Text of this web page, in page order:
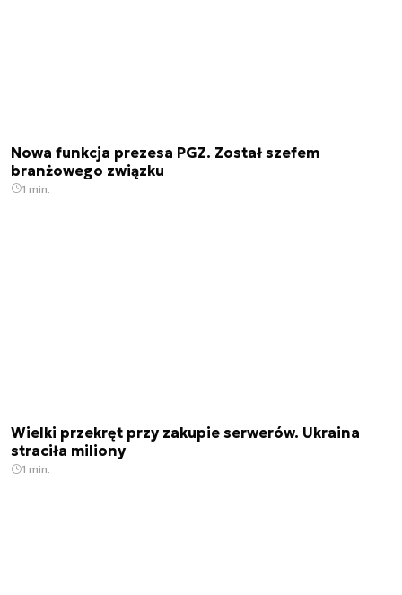
Nowa funkcja prezesa PGZ. Został szefem
branżowego związku
1 min.
Wielki przekręt przy zakupie serwerów. Ukraina
straciła miliony
1 min.